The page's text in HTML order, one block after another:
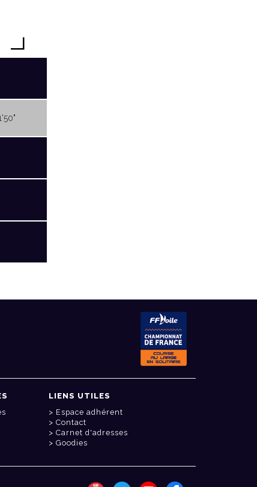
LIENS UTILES
Espace adhérent
Contact
Carnet d'adresses
Goodies